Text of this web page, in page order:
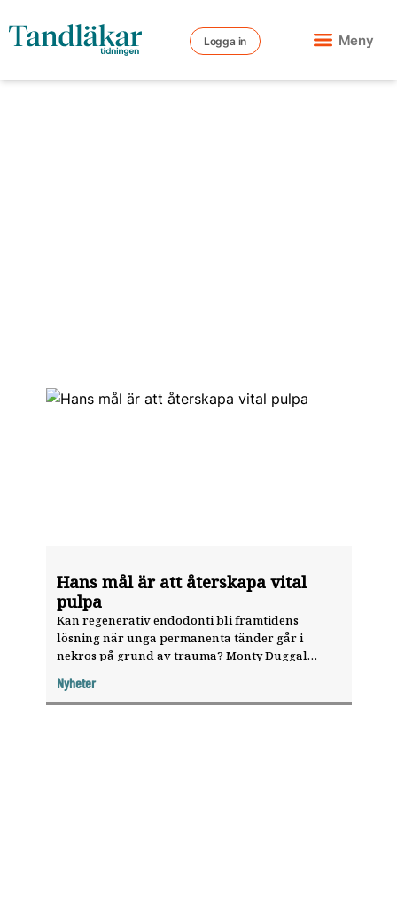
Logga in Meny
Hans mål är att återskapa vital
pulpa
Kan regenerativ endodonti bli framtidens
lösning när unga permanenta tänder går i
nekros på grund av trauma? Monty Duggal
området.
Nyheter